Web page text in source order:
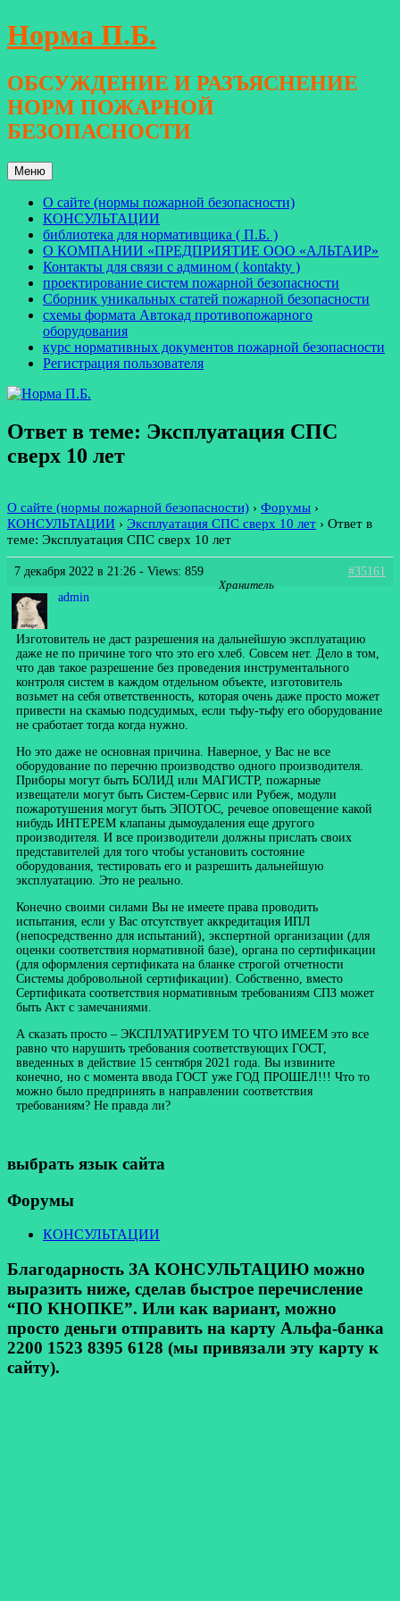
Перейти
к
Норма П.Б.
ОБСУЖДЕНИЕ И РАЗЪЯСНЕНИЕ
НОРМ ПОЖАРНОЙ
БЕЗОПАСНОСТИ
Меню
О сайте (нормы пожарной безопасности)
КОНСУЛЬТАЦИИ
библиотека для нормативщика ( П.Б. )
О КОМПАНИИ «ПРЕДПРИЯТИЕ ООО «АЛЬТАИР»
Контакты для связи с админом ( kontakty )
проектирование систем пожарной безопасности
Сборник уникальных статей пожарной безопасности
схемы формата Автокад противопожарного
оборудования
курс нормативных документов пожарной безопасности
Регистрация пользователя
Ответ в теме: Эксплуатация СПС
сверх 10 лет
О сайте (нормы пожарной безопасности) › Форумы ›
КОНСУЛЬТАЦИИ › Эксплуатация СПС сверх 10 лет › Ответ в
теме: Эксплуатация СПС сверх 10 лет
7 декабря 2022 в 21:26 - Views: 859
#35161
admin
Хранитель
Изготовитель не даст разрешения на дальнейшую эксплуатацию
даже не по причине того что это его хлеб. Совсем нет. Дело в том,
что дав такое разрешение без проведения инструментального
контроля систем в каждом отдельном объекте, изготовитель
возьмет на себя ответственность, которая очень даже просто может
привести на скамью подсудимых, если тьфу-тьфу его оборудование
не сработает тогда когда нужно.
Но это даже не основная причина. Наверное, у Вас не все
оборудование по перечню производство одного производителя.
Приборы могут быть БОЛИД или МАГИСТР, пожарные
извещатели могут быть Систем-Сервис или Рубеж, модули
пожаротушения могут быть ЭПОТОС, речевое оповещение какой
нибудь ИНТЕРЕМ клапаны дымоудаления еще другого
производителя. И все производители должны прислать своих
представителей для того чтобы установить состояние
оборудования, тестировать его и разрешить дальнейшую
эксплуатацию. Это не реально.
Конечно своими силами Вы не имеете права проводить
испытания, если у Вас отсутствует аккредитация ИПЛ
(непосредственно для испытаний), экспертной организации (для
оценки соответствия нормативной базе), органа по сертификации
(для оформления сертификата на бланке строгой отчетности
Системы добровольной сертификации). Собственно, вместо
Сертификата соответствия нормативным требованиям СПЗ может
быть Акт с замечаниями.
А сказать просто – ЭКСПЛУАТИРУЕМ ТО ЧТО ИМЕЕМ это все
равно что нарушить требования соответствующих ГОСТ,
введенных в действие 15 сентября 2021 года. Вы извините
конечно, но с момента ввода ГОСТ уже ГОД ПРОШЕЛ!!! Что то
можно было предпринять в направлении соответствия
требованиям? Не правда ли?
выбрать язык сайта
Форумы
КОНСУЛЬТАЦИИ
Благодарность ЗА КОНСУЛЬТАЦИЮ можно
выразить ниже, сделав быстрое перечисление
“ПО КНОПКЕ”. Или как вариант, можно
просто деньги отправить на карту Альфа-банка
2200 1523 8395 6128 (мы привязали эту карту к
сайту).